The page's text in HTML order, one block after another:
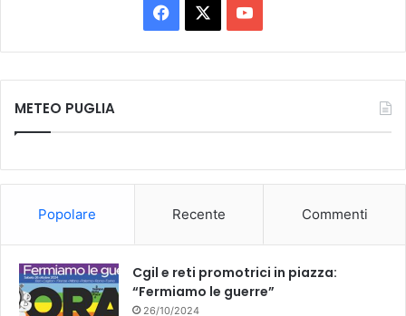
Facebook You
Tube
METEO PUGLIA
Popolare Recente Commenti
Cgil e reti promotrici in piazza:
“Fermiamo le guerre”
26/10/2024